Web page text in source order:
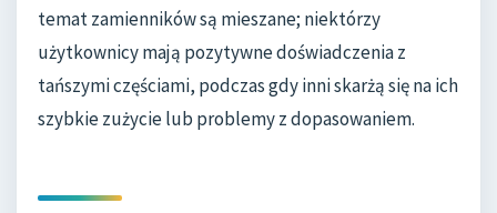
temat zamienników są mieszane; niektórzy
użytkownicy mają pozytywne doświadczenia z
tańszymi częściami, podczas gdy inni skarżą się na ich
szybkie zużycie lub problemy z dopasowaniem.